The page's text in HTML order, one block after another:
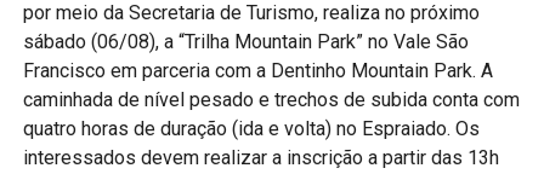
por meio da Secretaria de Turismo, realiza no próximo
sábado (06/08), a “Trilha Mountain Park” no Vale São
Francisco em parceria com a Dentinho Mountain Park. A
caminhada de nível pesado e trechos de subida conta com
quatro horas de duração (ida e volta) no Espraiado. Os
interessados devem realizar a inscrição a partir das 13h